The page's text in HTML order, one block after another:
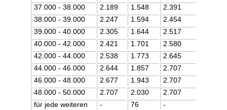
37.000 - 38.000
2.189 1.548
2.391
38.000 - 39.000
2.247 1.594
2.454
39.000 - 40.000
2.305 1.644
2.517
40.000 - 42.000
2.421 1.701
2.580
42.000 - 44.000
2.538 1.773
2.645
44.000 - 46.000
2.644 1.857
2.707
46.000 - 48.000
2.677 1.943
2.707
48.000 - 50.000
2.707 2.030
2.707
für jede weiteren
- 76 -